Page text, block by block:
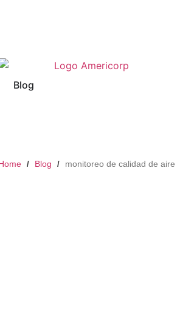
Blog
/ Blog / monitoreo de calidad de aire